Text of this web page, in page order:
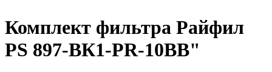
Комплект фильтра Райфил
PS 897-ВК1-PR-10ВВ"